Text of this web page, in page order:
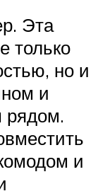
Эта
только
но и
и
и